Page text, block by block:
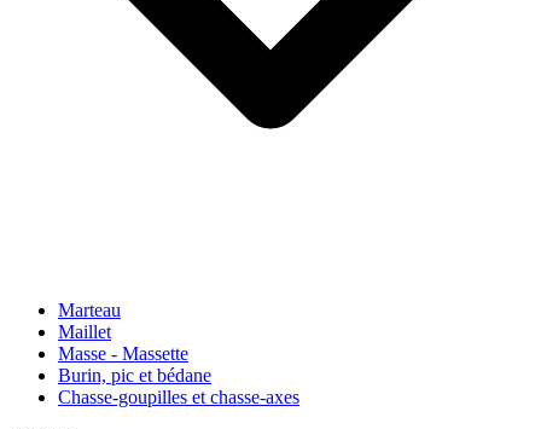
Marteau
Maillet
Masse - Massette
Burin, pic et bédane
Chasse-goupilles et chasse-axes